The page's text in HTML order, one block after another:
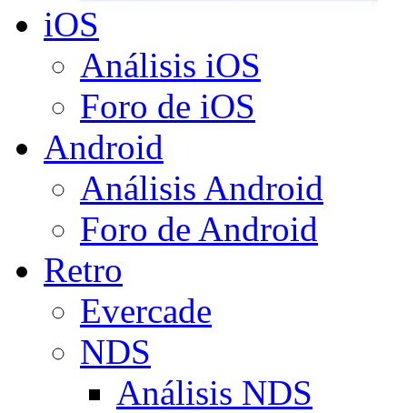
iOS
Análisis iOS
Foro de iOS
Android
Análisis Android
Foro de Android
Retro
Evercade
NDS
Análisis NDS